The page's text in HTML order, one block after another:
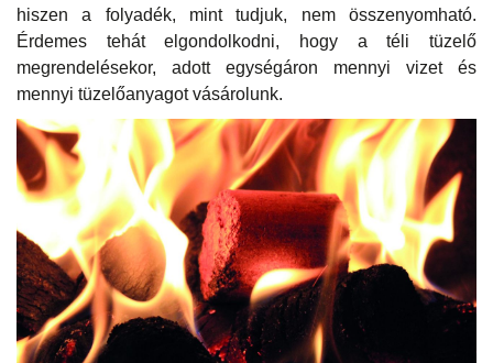
hiszen a folyadék, mint tudjuk, nem összenyomható.
Érdemes tehát elgondolkodni, hogy a téli tüzelő
megrendelésekor, adott egységáron mennyi vizet és
mennyi tüzelőanyagot vásárolunk.